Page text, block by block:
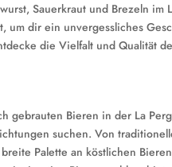
Sauerkraut und Brezeln im
dir ein unvergessliches
die Vielfalt und Qualität
gebrauten Bieren in der La
suchen. Von
Palette an köstlichen